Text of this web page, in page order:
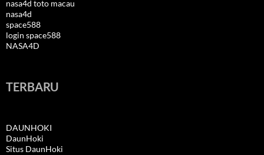
nasa4d toto macau
nasa4d
space588
login space588
NASA4D
TERBARU
DAUNHOKI
DaunHoki
Situs DaunHoki